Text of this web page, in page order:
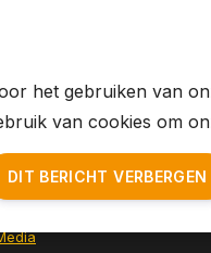
Sitemap
het gebruiken van
van cookies om
DIT BERICHT VERBERGEN